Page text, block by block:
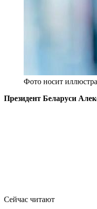
Фото носит
Президент Беларуси
Сейчас читают